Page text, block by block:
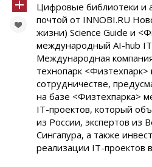
Цифровые библиотеки и
почтой от INNOBI.RU
жизни) Science Guide и
международный AI-hub
Международная
технопарк
сотрудничестве,
на базе <Физтехпарка>
IT-проектов, который
из России, экспертов из
Сингапура, а также
реализации IT-проектов